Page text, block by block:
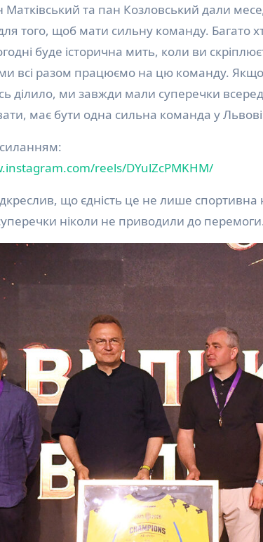
Матківський та пан Козловський дали
того, щоб мати сильну команду. Багато
буде історична мить, коли ви
всі разом працюємо на цю команду. Якщо
ділило, ми завжди мали суперечки
має бути одна сильна команда у
reels/DYulZcPMKHM/
що єдність це не лише спортивна
ніколи не приводили до